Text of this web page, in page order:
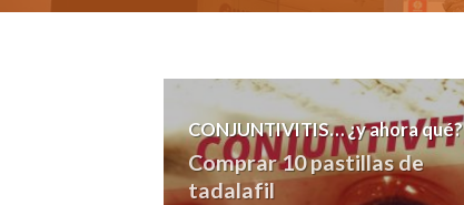
CONJUNTIVITIS… ¿y ahora qué?
Comprar 10 pastillas de
tadalafil